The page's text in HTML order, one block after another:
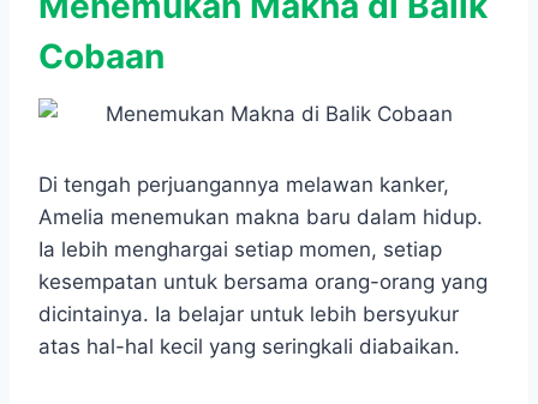
Cobaan
Di tengah perjuangannya melawan kanker,
Amelia menemukan makna baru dalam hidup.
Ia lebih menghargai setiap momen, setiap
kesempatan untuk bersama orang-orang yang
dicintainya. Ia belajar untuk lebih bersyukur
atas hal-hal kecil yang seringkali diabaikan.